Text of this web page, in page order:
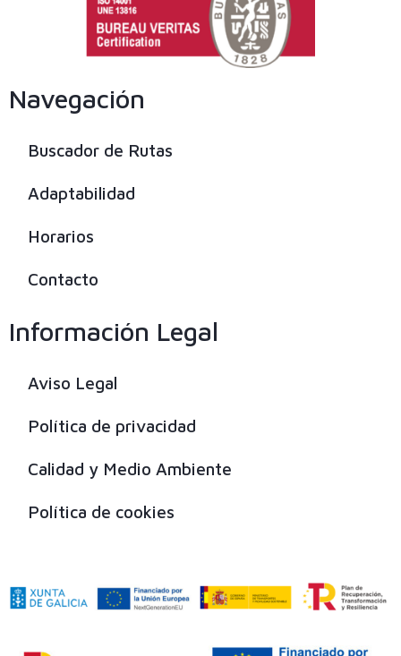
Navegación
Buscador de Rutas
Adaptabilidad
Horarios
Contacto
Información Legal
Aviso Legal
Política de privacidad
Calidad y Medio Ambiente
Política de cookies